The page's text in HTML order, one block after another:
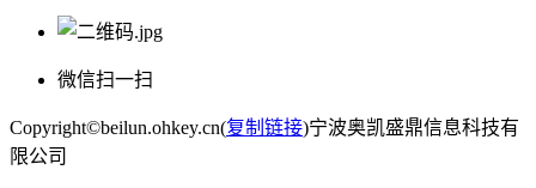
微信扫一扫
Copyright©beilun.ohkey.cn(复制链接)宁波奥凯盛鼎信息科技有
限公司